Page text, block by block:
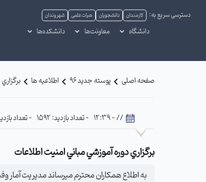
دسترسی سریع به: کارمندان دانشجویان هیات علمی شهروندان
دانشگاه معاونت‌ها دانشکده‌ها
صفحه اصلی پوسته جدید 96 اطلاعیه ها
// - 12:39 - تعداد بازدید: 1592 - تعداد بازدیدکننده: 614
برگزاري دوره آموزشي مباني امنيت اطلاعات
به اطلاع همکاران محترم ميرساند مديريت آمار